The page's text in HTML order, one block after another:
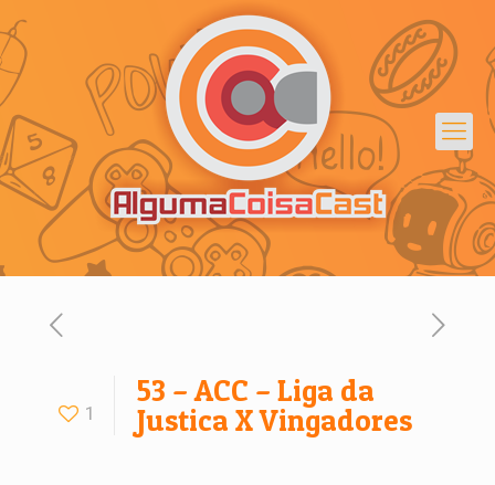
1
53 – ACC – Liga da
Justica X Vingadores